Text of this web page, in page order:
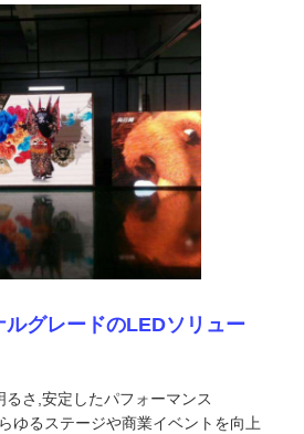
ださい
ルディスプレイ
面
リーン
ーンレンタル
ルグレードのLEDソリュー
さ,安定したパフォーマンス
ゆるステージや商業イベントを向上